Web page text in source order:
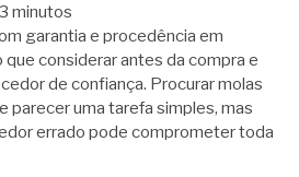
3 minutos
garantia e procedência em
que considerar antes da compra e
de confiança. Procurar molas
parecer uma tarefa simples, mas
errado pode comprometer toda